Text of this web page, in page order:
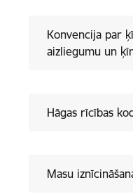
Konvencija par
aizliegumu un
Hāgas rīcības
Masu